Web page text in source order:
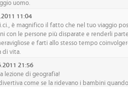
uomo.
11:04
è magnifico il fatto che nel tuo viaggio
con le persone più disparate e renderli
e farti allo stesso tempo
di vita.
21:56
lezione di geografia!
come se la ridevano i bambini